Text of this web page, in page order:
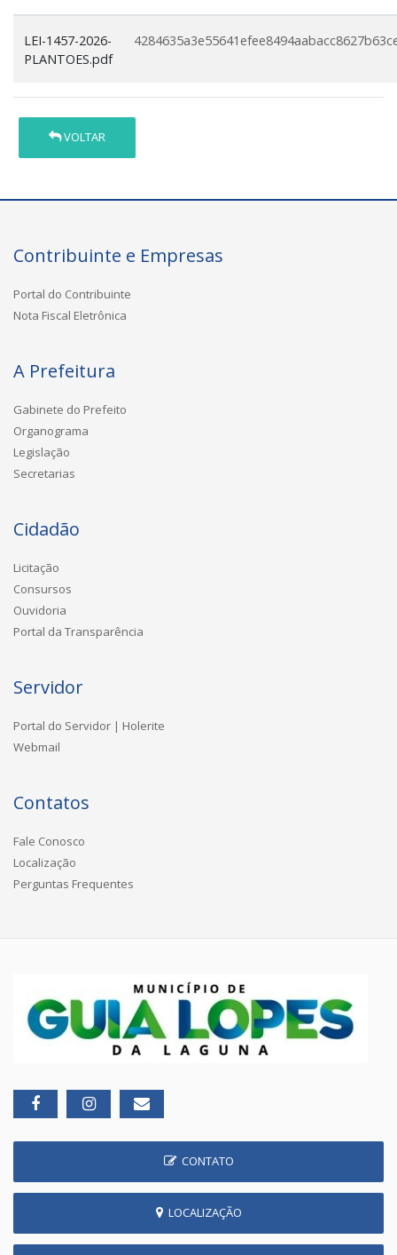
LEI-1457-2026-
PLANTOES.pdf
VOLTAR
Contribuinte e Empresas
Portal do Contribuinte
Nota Fiscal Eletrônica
A Prefeitura
Gabinete do Prefeito
Organograma
Legislação
Secretarias
Cidadão
Licitação
Consursos
Ouvidoria
Portal da Transparência
Servidor
Portal do Servidor | Holerite
Webmail
Contatos
Fale Conosco
Localização
Perguntas Frequentes
CONTATO
LOCALIZAÇÃO